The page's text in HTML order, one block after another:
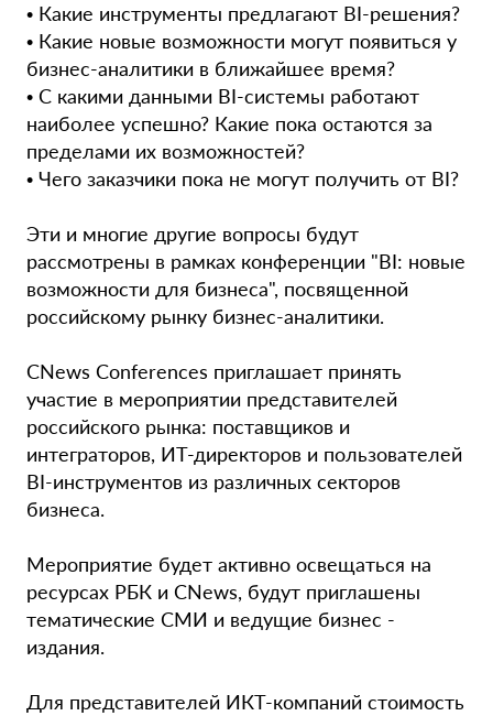
• Какие инструменты предлагают BI-решения?
• Какие новые возможности могут появиться у
бизнес-аналитики в ближайшее время?
• С какими данными BI-системы работают
наиболее успешно? Какие пока остаются за
пределами их возможностей?
• Чего заказчики пока не могут получить от BI?
Эти и многие другие вопросы будут
рассмотрены в рамках конференции "BI: новые
возможности для бизнеса", посвященной
российскому рынку бизнес-аналитики.
CNews Conferences приглашает принять
участие в мероприятии представителей
российского рынка: поставщиков и
интеграторов, ИТ-директоров и пользователей
BI-инструментов из различных секторов
бизнеса.
Мероприятие будет активно освещаться на
ресурсах РБК и CNews, будут приглашены
тематические СМИ и ведущие бизнес -
издания.
Для представителей ИКТ-компаний стоимость